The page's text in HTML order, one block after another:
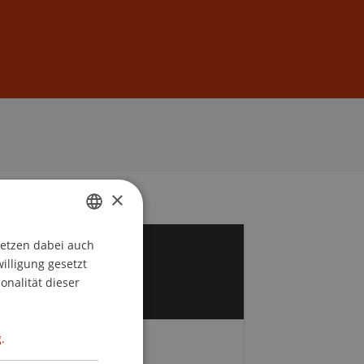
GERMAN
ENGLISH
×
dabei auch
gesetzt
dieser